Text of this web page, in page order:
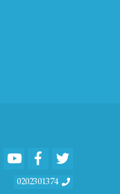
Youtube Facebook
0202301374